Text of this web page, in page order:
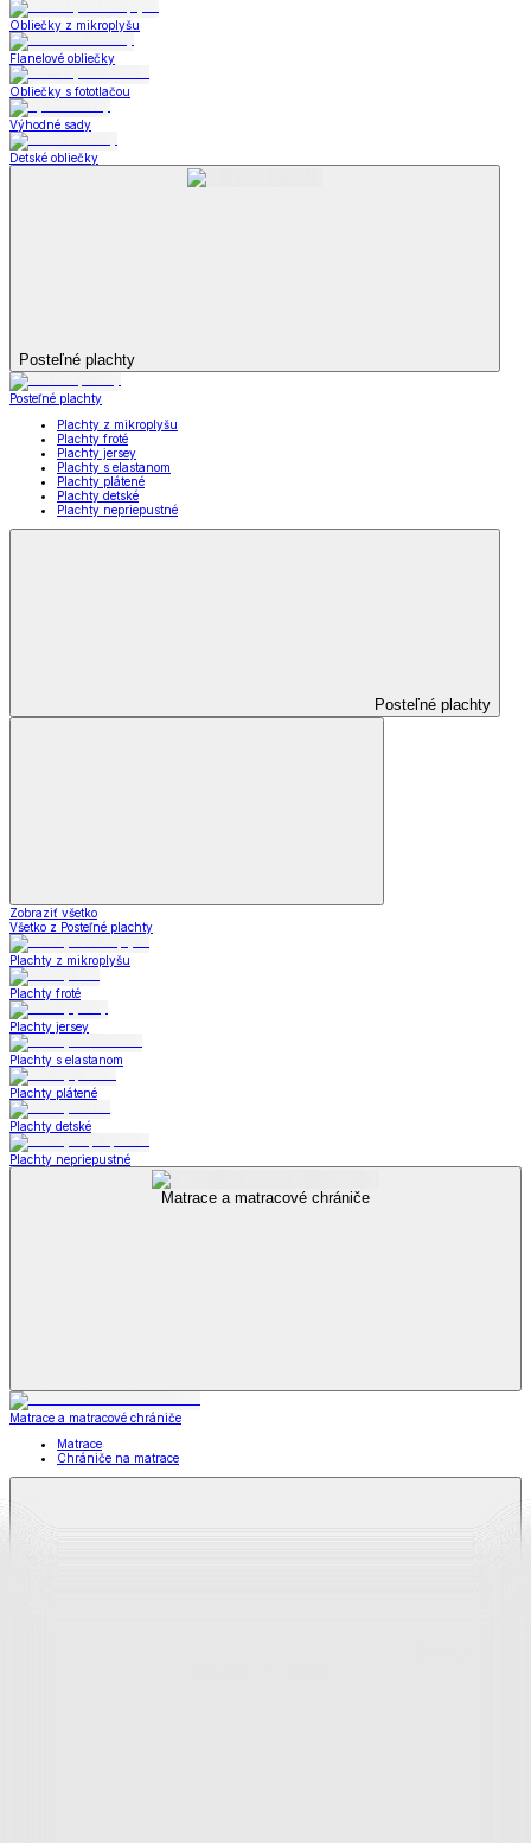
Obliečky z mikroplyšu
Flanelové obliečky
Obliečky s fototlačou
Výhodné sady
Detské obliečky
Posteľné plachty
Posteľné plachty
Plachty z mikroplyšu
Plachty froté
Plachty jersey
Plachty s elastanom
Plachty plátené
Plachty detské
Plachty nepriepustné
Posteľné plachty
Zobraziť všetko
Všetko z Posteľné plachty
Plachty z mikroplyšu
Plachty froté
Plachty jersey
Plachty s elastanom
Plachty plátené
Plachty detské
Plachty nepriepustné
Matrace a matracové chrániče
Matrace a matracové chrániče
Matrace
Chrániče na matrace